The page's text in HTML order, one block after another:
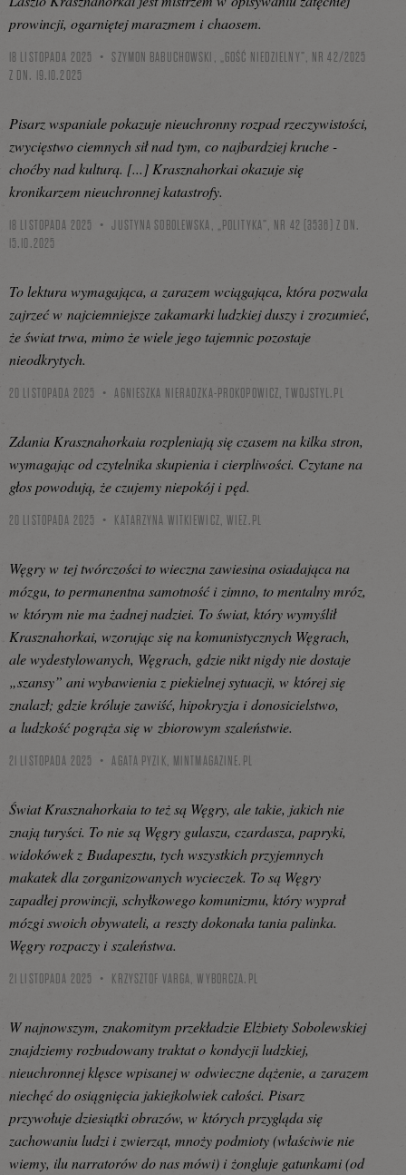
prowincji, ogarniętej marazmem i chaosem.
18 LISTOPADA 2025
SZYMON BABUCHOWSKI, „GOŚĆ NIEDZIELNY”, NR 42/2025
Z DN. 19.10.2025
Pisarz wspaniale pokazuje nieuchronny rozpad rzeczywistości,
zwycięstwo ciemnych sił nad tym, co najbardziej kruche -
choćby nad kulturą. [...] Krasznahorkai okazuje się
kronikarzem nieuchronnej katastrofy.
18 LISTOPADA 2025
JUSTYNA SOBOLEWSKA, „POLITYKA”, NR 42 (3536) Z DN.
15.10.2025
To lektura wymagająca, a zarazem wciągająca, która pozwala
zajrzeć w najciemniejsze zakamarki ludzkiej duszy i zrozumieć,
że świat trwa, mimo że wiele jego tajemnic pozostaje
nieodkrytych.
20 LISTOPADA 2025 AGNIESZKA NIERADZKA-PROKOPOWICZ,TWOJSTYL.PL
Zdania Krasznahorkaia rozpleniają się czasem na kilka stron,
wymagając od czytelnika skupienia i cierpliwości. Czytane na
głos powodują, że czujemy niepokój i pęd.
20 LISTOPADA 2025 KATARZYNA WITKIEWICZ,WIEZ.PL
Węgry w tej twórczości to wieczna zawiesina osiadająca na
mózgu, to permanentna samotność i zimno, to mentalny mróz,
w którym nie ma żadnej nadziei. To świat, który wymyślił
Krasznahorkai, wzorując się na komunistycznych Węgrach,
ale wydestylowanych, Węgrach, gdzie nikt nigdy nie dostaje
„szansy” ani wybawienia z piekielnej sytuacji, w której się
znalazł; gdzie króluje zawiść, hipokryzja i donosicielstwo,
a ludzkość pogrąża się w zbiorowym szaleństwie.
21 LISTOPADA 2025 AGATA PYZIK, MINTMAGAZINE.PL
Świat Krasznahorkaia to też są Węgry, ale takie, jakich nie
znają turyści. To nie są Węgry gulaszu, czardasza, papryki,
widokówek z Budapesztu, tych wszystkich przyjemnych
makatek dla zorganizowanych wycieczek. To są Węgry
zapadłej prowincji, schyłkowego komunizmu, który wyprał
mózgi swoich obywateli, a reszty dokonała tania palinka.
Węgry rozpaczy i szaleństwa.
21 LISTOPADA 2025 KRZYSZTOF VARGA,WYBORCZA.PL
W najnowszym, znakomitym przekładzie Elżbiety Sobolewskiej
znajdziemy rozbudowany traktat o kondycji ludzkiej,
nieuchronnej klęsce wpisanej w odwieczne dążenie, a zarazem
niechęć do osiągnięcia jakiejkolwiek całości. Pisarz
przywołuje dziesiątki obrazów, w których przygląda się
zachowaniu ludzi i zwierząt, mnoży podmioty (właściwie nie
wiemy, ilu narratorów do nas mówi) i żongluje gatunkami (od